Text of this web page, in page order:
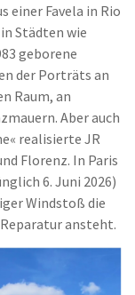
einer Favela in Rio
Städten wie
geborene
der Porträts an
Raum, an
Aber auch
realisierte JR
Florenz. In Paris
6. Juni 2026)
Windstoß die
ansteht.